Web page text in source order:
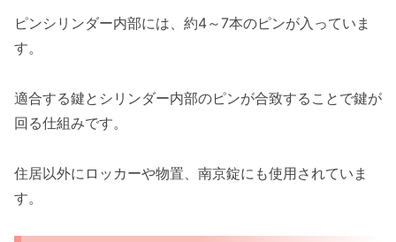
ピンシリンダー内部には、約4～7本のピンが入っていま
す。
適合する鍵とシリンダー内部のピンが合致することで鍵が
回る仕組みです。
住居以外にロッカーや物置、南京錠にも使用されていま
す。